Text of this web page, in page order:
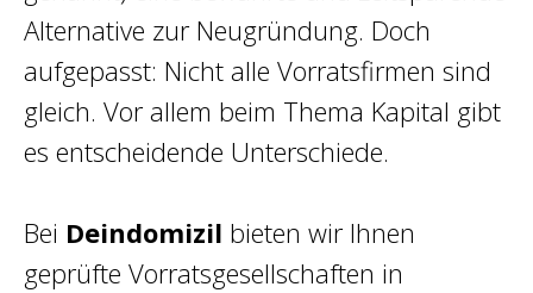
Alternative zur Neugründung. Doch
aufgepasst: Nicht alle Vorratsfirmen sind
gleich. Vor allem beim Thema Kapital gibt
es entscheidende Unterschiede.
Bei Deindomizil bieten wir Ihnen
geprüfte Vorratsgesellschaften in